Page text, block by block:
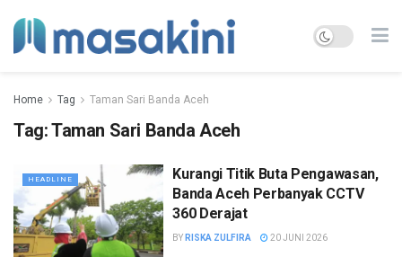
Home Tag Taman Sari Banda Aceh
Tag:Taman Sari Banda Aceh
HEADLINE
Kurangi Titik Buta Pengawasan,
Banda Aceh Perbanyak CCTV
360 Derajat
BY RISKA ZULFIRA 20 JUNI 2026